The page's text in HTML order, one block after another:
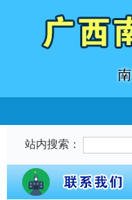
站内搜索：